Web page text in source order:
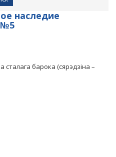
наследие
№5
барока (сярэдзіна –